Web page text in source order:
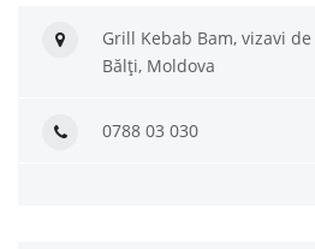
Grill Kebab Bam, vizavi
Bălți, Moldova
0788 03 030